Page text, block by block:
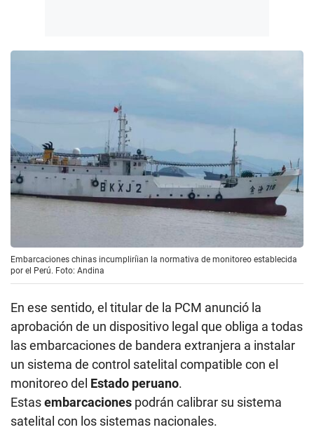
Embarcaciones chinas incumpliríian la normativa de monitoreo establecida
por el Perú. Foto: Andina
En ese sentido, el titular de la PCM anunció la
aprobación de un dispositivo legal que obliga a todas
las embarcaciones de bandera extranjera a instalar
un sistema de control satelital compatible con el
monitoreo del Estado peruano.
Estasembarcaciones podrán calibrar su sistema
satelital con los sistemas nacionales.